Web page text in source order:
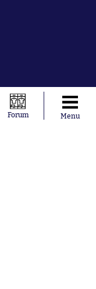
Forum Menu